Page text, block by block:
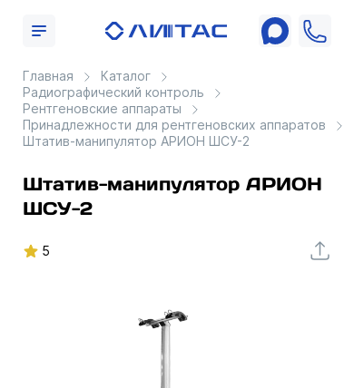
Главная
Каталог
Радиографический контроль
Рентгеновские аппараты
Принадлежности для рентгеновских аппаратов
Штатив-манипулятор АРИОН ШСУ-2
Штатив-манипулятор АРИОН
ШСУ-2
5